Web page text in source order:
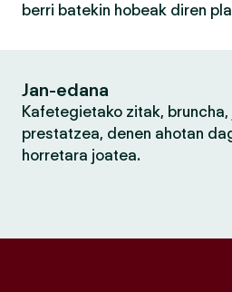
berri batekin hobeak diren
Jan-edana
Kafetegietako zitak,
prestatzea, denen ahotan
horretara joatea.